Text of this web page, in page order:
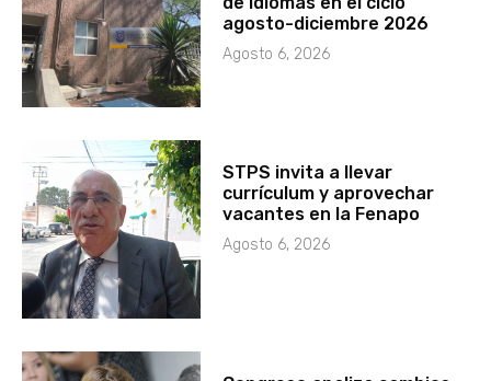
agosto-diciembre 2026
Agosto 6, 2026
STPS invita a llevar
currículum y aprovechar
vacantes en la Fenapo
Agosto 6, 2026